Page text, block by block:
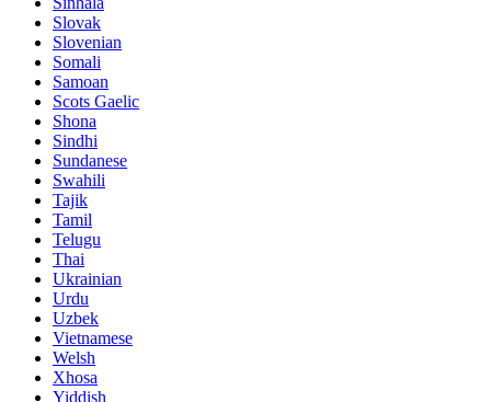
Slovak
Slovenian
Somali
Samoan
Scots Gaelic
Shona
Sindhi
Sundanese
Swahili
Tajik
Tamil
Telugu
Thai
Ukrainian
Urdu
Uzbek
Vietnamese
Welsh
Xhosa
Yiddish